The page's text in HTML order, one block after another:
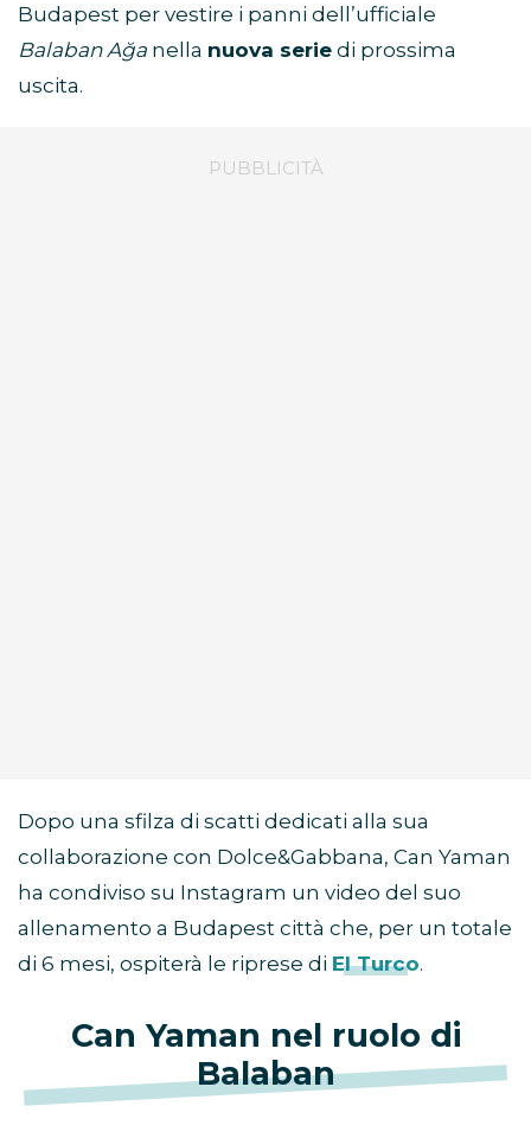
Budapest per vestire i panni dell’ufficiale
Balaban Ağa nella nuova serie di prossima
uscita.
Dopo una sfilza di scatti dedicati alla sua
collaborazione con Dolce&Gabbana, Can Yaman
ha condiviso su Instagram un video del suo
allenamento a Budapest città che, per un totale
di 6 mesi, ospiterà le riprese di El Turco.
Can Yaman nel ruolo di
Balaban